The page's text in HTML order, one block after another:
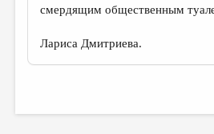
смердящим общественным
Лариса Дмитриева.